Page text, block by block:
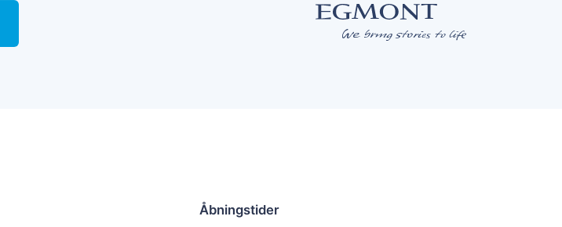
Åbningstider